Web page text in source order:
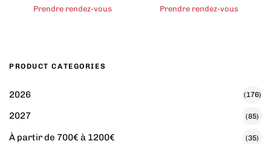
Prendre rendez-vous Prendre rendez-vous
PRODUCT CATEGORIES
2026 (176)
2027 (85)
À partir de 700€ à 1200€ (35)